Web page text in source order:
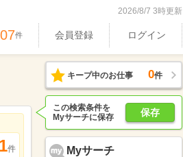
2026/8/7 3時更新
件 会員登録 ログイン
件
キープ中のお仕事 0件
保存
この検索条件を
Myサーチに保存
Myサーチ